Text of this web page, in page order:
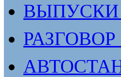
ВЫПУСКИ